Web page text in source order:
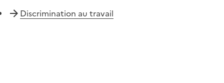
Discrimination au travail